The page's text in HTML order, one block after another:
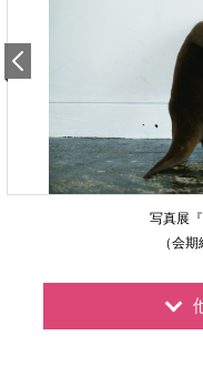
写真展
（会